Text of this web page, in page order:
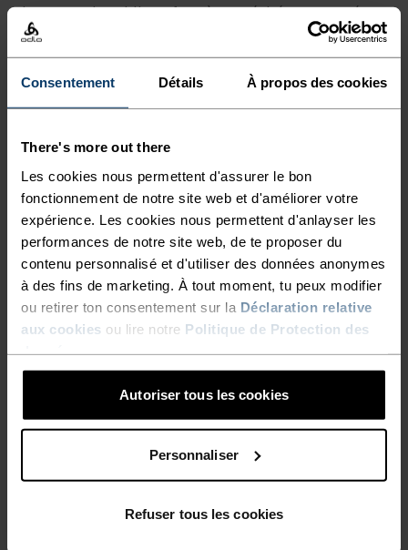
Consentement Détails À propos des cookies
There's more out there
Les cookies nous permettent d'assurer le bon
fonctionnement de notre site web et d'améliorer votre
expérience. Les cookies nous permettent d'anlayser les
performances de notre site web, de te proposer du
contenu personnalisé et d'utiliser des données anonymes
à des fins de marketing. À tout moment, tu peux modifier
ou retirer ton consentement sur la Déclaration relative
aux cookies ou lire notre Politique de Protection des
Autoriser tous les cookies
Personnaliser
Refuser tous les cookies
la pause de midi, ou face à une échéance serrée.
Le traitement HeiQ Mint d’origine végétale évite
les odeurs déplaisantes pour plus de fraîcheur.
CONFORT MAXIMUM.
FONCTIONNALITÉ INÉGALÉE.
Des base layers hors pair qui te suivront partout.
NIVEAU D'ACTIVITÉ
BAS MODÉRÉ ÉLEVÉ
Randonnée - Training - Casual Comfort